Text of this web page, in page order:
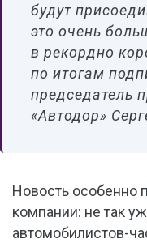
будут
это очень
в рекордно
по итогам
председатель
«Автодор»
Новость особенно
компании: не так
автомобилистов-